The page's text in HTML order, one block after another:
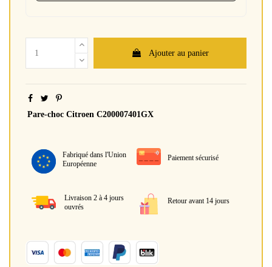
Ajouter au panier
Pare-choc Citroen C200007401GX
Fabriqué dans l'Union
Européenne
Paiement sécurisé
Livraison 2 à 4 jours
ouvrés
Retour avant 14 jours